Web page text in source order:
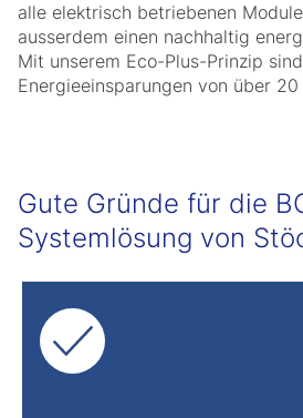
alle elektrisch betriebenen
ausserdem einen nachhaltig
Mit unserem Eco-Plus-Prinzip sind
Energieeinsparungen von über 20
Gute Gründe für die
Systemlösung von